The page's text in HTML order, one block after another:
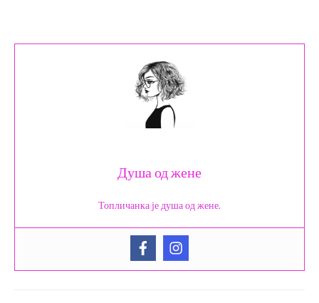
Душа од жене
Топличанка је душа од жене.